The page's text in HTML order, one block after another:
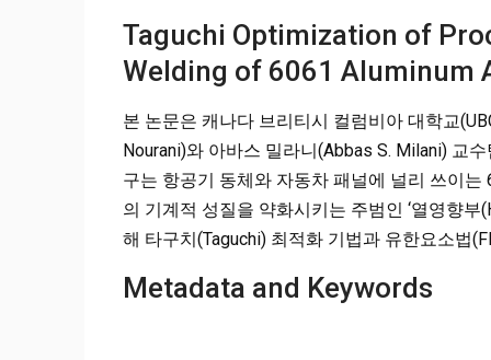
Taguchi Optimization of
Welding of 6061 Aluminum
본 논문은 캐나다 브리티시 컬럼비아 대학교
Nourani)와 아바스 밀라니(Abbas S. Milani) 교
구는 항공기 동체와 자동차 패널에 널리 쓰이
의 기계적 성질을 약화시키는 주범인 ‘열영향부
해 타구치(Taguchi) 최적화 기법과 유한요소법
Metadata and Keywords